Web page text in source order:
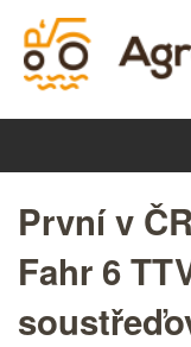
První v
Fahr 6